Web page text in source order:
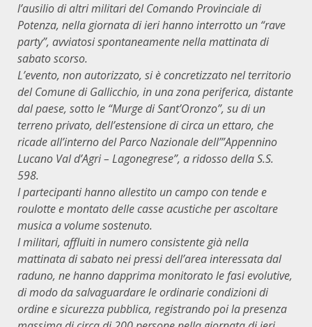
l’ausilio di altri militari del Comando Provinciale di
Potenza, nella giornata di ieri hanno interrotto un “rave
party”, avviatosi spontaneamente nella mattinata di
sabato scorso.
L’evento, non autorizzato, si è concretizzato nel territorio
del Comune di Gallicchio, in una zona periferica, distante
dal paese, sotto le “Murge di Sant’Oronzo”, su di un
terreno privato, dell’estensione di circa un ettaro, che
ricade all’interno del Parco Nazionale dell’”Appennino
Lucano Val d’Agri – Lagonegrese”, a ridosso della S.S.
598.
I partecipanti hanno allestito un campo con tende e
roulotte e montato delle casse acustiche per ascoltare
musica a volume sostenuto.
I militari, affluiti in numero consistente già nella
mattinata di sabato nei pressi dell’area interessata dal
raduno, ne hanno dapprima monitorato le fasi evolutive,
di modo da salvaguardare le ordinarie condizioni di
ordine e sicurezza pubblica, registrando poi la presenza